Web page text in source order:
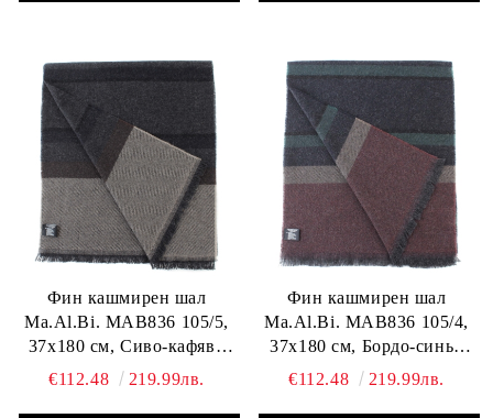
Фин кашмирен шал
Ma.Al.Bi. MAB836 105/5,
37x180 см, Сиво-кафяво
райе
€112.48 219.99лв.
Фин кашмирен шал
Ma.Al.Bi. MAB836 105/4,
37x180 см, Бордо-синьо
райе
€112.48 219.99лв.